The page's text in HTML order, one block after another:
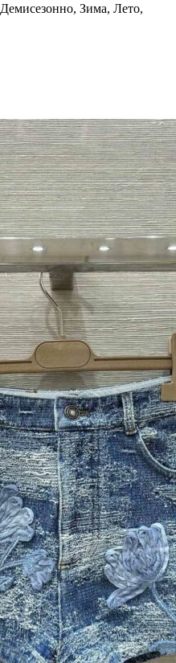
Демисезонно, Зима, Лето,